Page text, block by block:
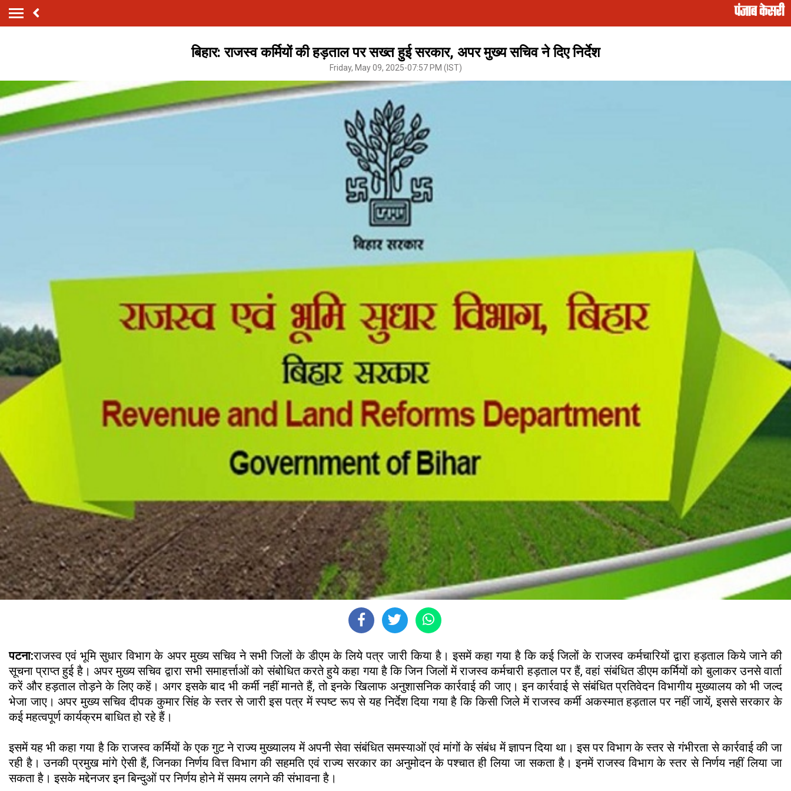
बिहार: राजस्व कर्मियों की हड़ताल पर सख्त हुई सरकार, अपर मुख्य सचिव ने दिए निर्देश
Friday, May 09, 2025-07:57 PM (IST)
पटना:राजस्व एवं भूमि सुधार विभाग के अपर मुख्य सचिव ने सभी जिलों के डीएम के लिये पत्र जारी किया है। इसमें कहा गया है कि कई जिलों के राजस्व कर्मचारियों द्वारा हड़ताल किये जाने की
सूचना प्राप्त हुई है। अपर मुख्य सचिव द्वारा सभी समाहर्त्ताओं को संबोधित करते हुये कहा गया है कि जिन जिलों में राजस्व कर्मचारी हड़ताल पर हैं, वहां संबंधित डीएम कर्मियों को बुलाकर उनसे वार्ता
करें और हड़ताल तोड़ने के लिए कहें। अगर इसके बाद भी कर्मी नहीं मानते हैं, तो इनके खिलाफ अनुशासनिक कार्रवाई की जाए। इन कार्रवाई से संबंधित प्रतिवेदन विभागीय मुख्यालय को भी जल्द
भेजा जाए। अपर मुख्य सचिव दीपक कुमार सिंह के स्तर से जारी इस पत्र में स्पष्ट रूप से यह निर्देश दिया गया है कि किसी जिले में राजस्व कर्मी अकस्मात हड़ताल पर नहीं जायें, इससे सरकार के
कई महत्वपूर्ण कार्यक्रम बाधित हो रहे हैं।
इसमें यह भी कहा गया है कि राजस्व कर्मियों के एक गुट ने राज्य मुख्यालय में अपनी सेवा संबंधित समस्याओं एवं मांगों के संबंध में ज्ञापन दिया था। इस पर विभाग के स्तर से गंभीरता से कार्रवाई की जा
रही है। उनकी प्रमुख मांगे ऐसी हैं, जिनका निर्णय वित्त विभाग की सहमति एवं राज्य सरकार का अनुमोदन के पश्चात ही लिया जा सकता है। इनमें राजस्व विभाग के स्तर से निर्णय नहीं लिया जा
सकता है। इसके मद्देनजर इन बिन्दुओं पर निर्णय होने में समय लगने की संभावना है।